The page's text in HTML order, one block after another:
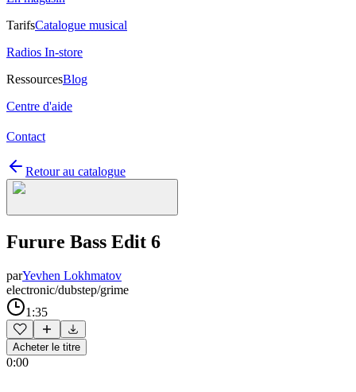
TarifsCatalogue musical
Radios In-store
RessourcesBlog
Centre d'aide
Contact
Retour au catalogue
Furure Bass Edit 6
parYevhen Lokhmatov
electronic/dubstep/grime
1:35
Acheter le titre
0:00